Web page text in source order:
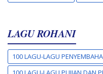
LAGU ROHANI
100 LAGU-LAGU